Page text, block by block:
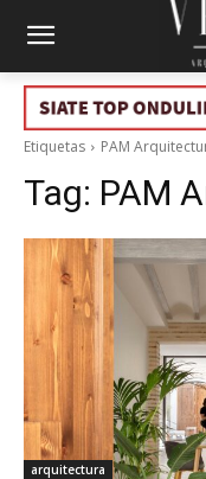
Etiquetas PAM
Tag: PAM
arquitectura